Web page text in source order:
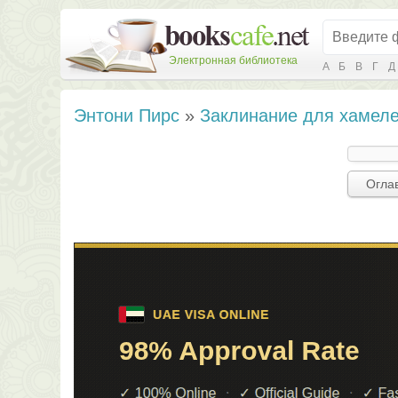
Электронная библиотека А Б В Г Д
Энтони Пирс» Заклинание для